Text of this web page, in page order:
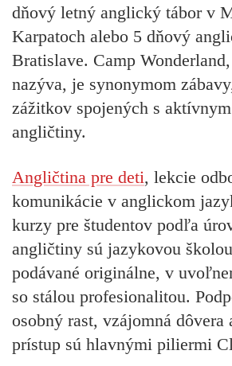
dňový letný anglický tábor v
Karpatoch alebo 5 dňový
Bratislave. Camp
nazýva, je synonymom
zážitkov spojených s
angličtiny.
Angličtina pre deti, lekcie
komunikácie v anglickom
kurzy pre študentov podľa
angličtiny sú jazykovou
podávané originálne, v
so stálou profesionalitou.
osobný rast, vzájomná
prístup sú hlavnými piliermi